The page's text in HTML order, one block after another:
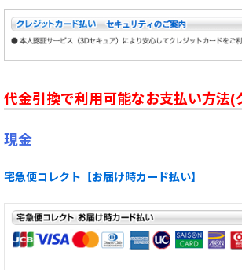
代金引換で利用可能なお支払い方法(
現金
宅急便コレクト【お届け時カード払い】